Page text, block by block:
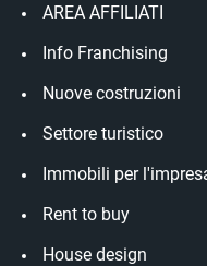
AREA AFFILIATI
Info Franchising
Nuove costruzioni
Settore turistico
Immobili per
Rent to buy
House design